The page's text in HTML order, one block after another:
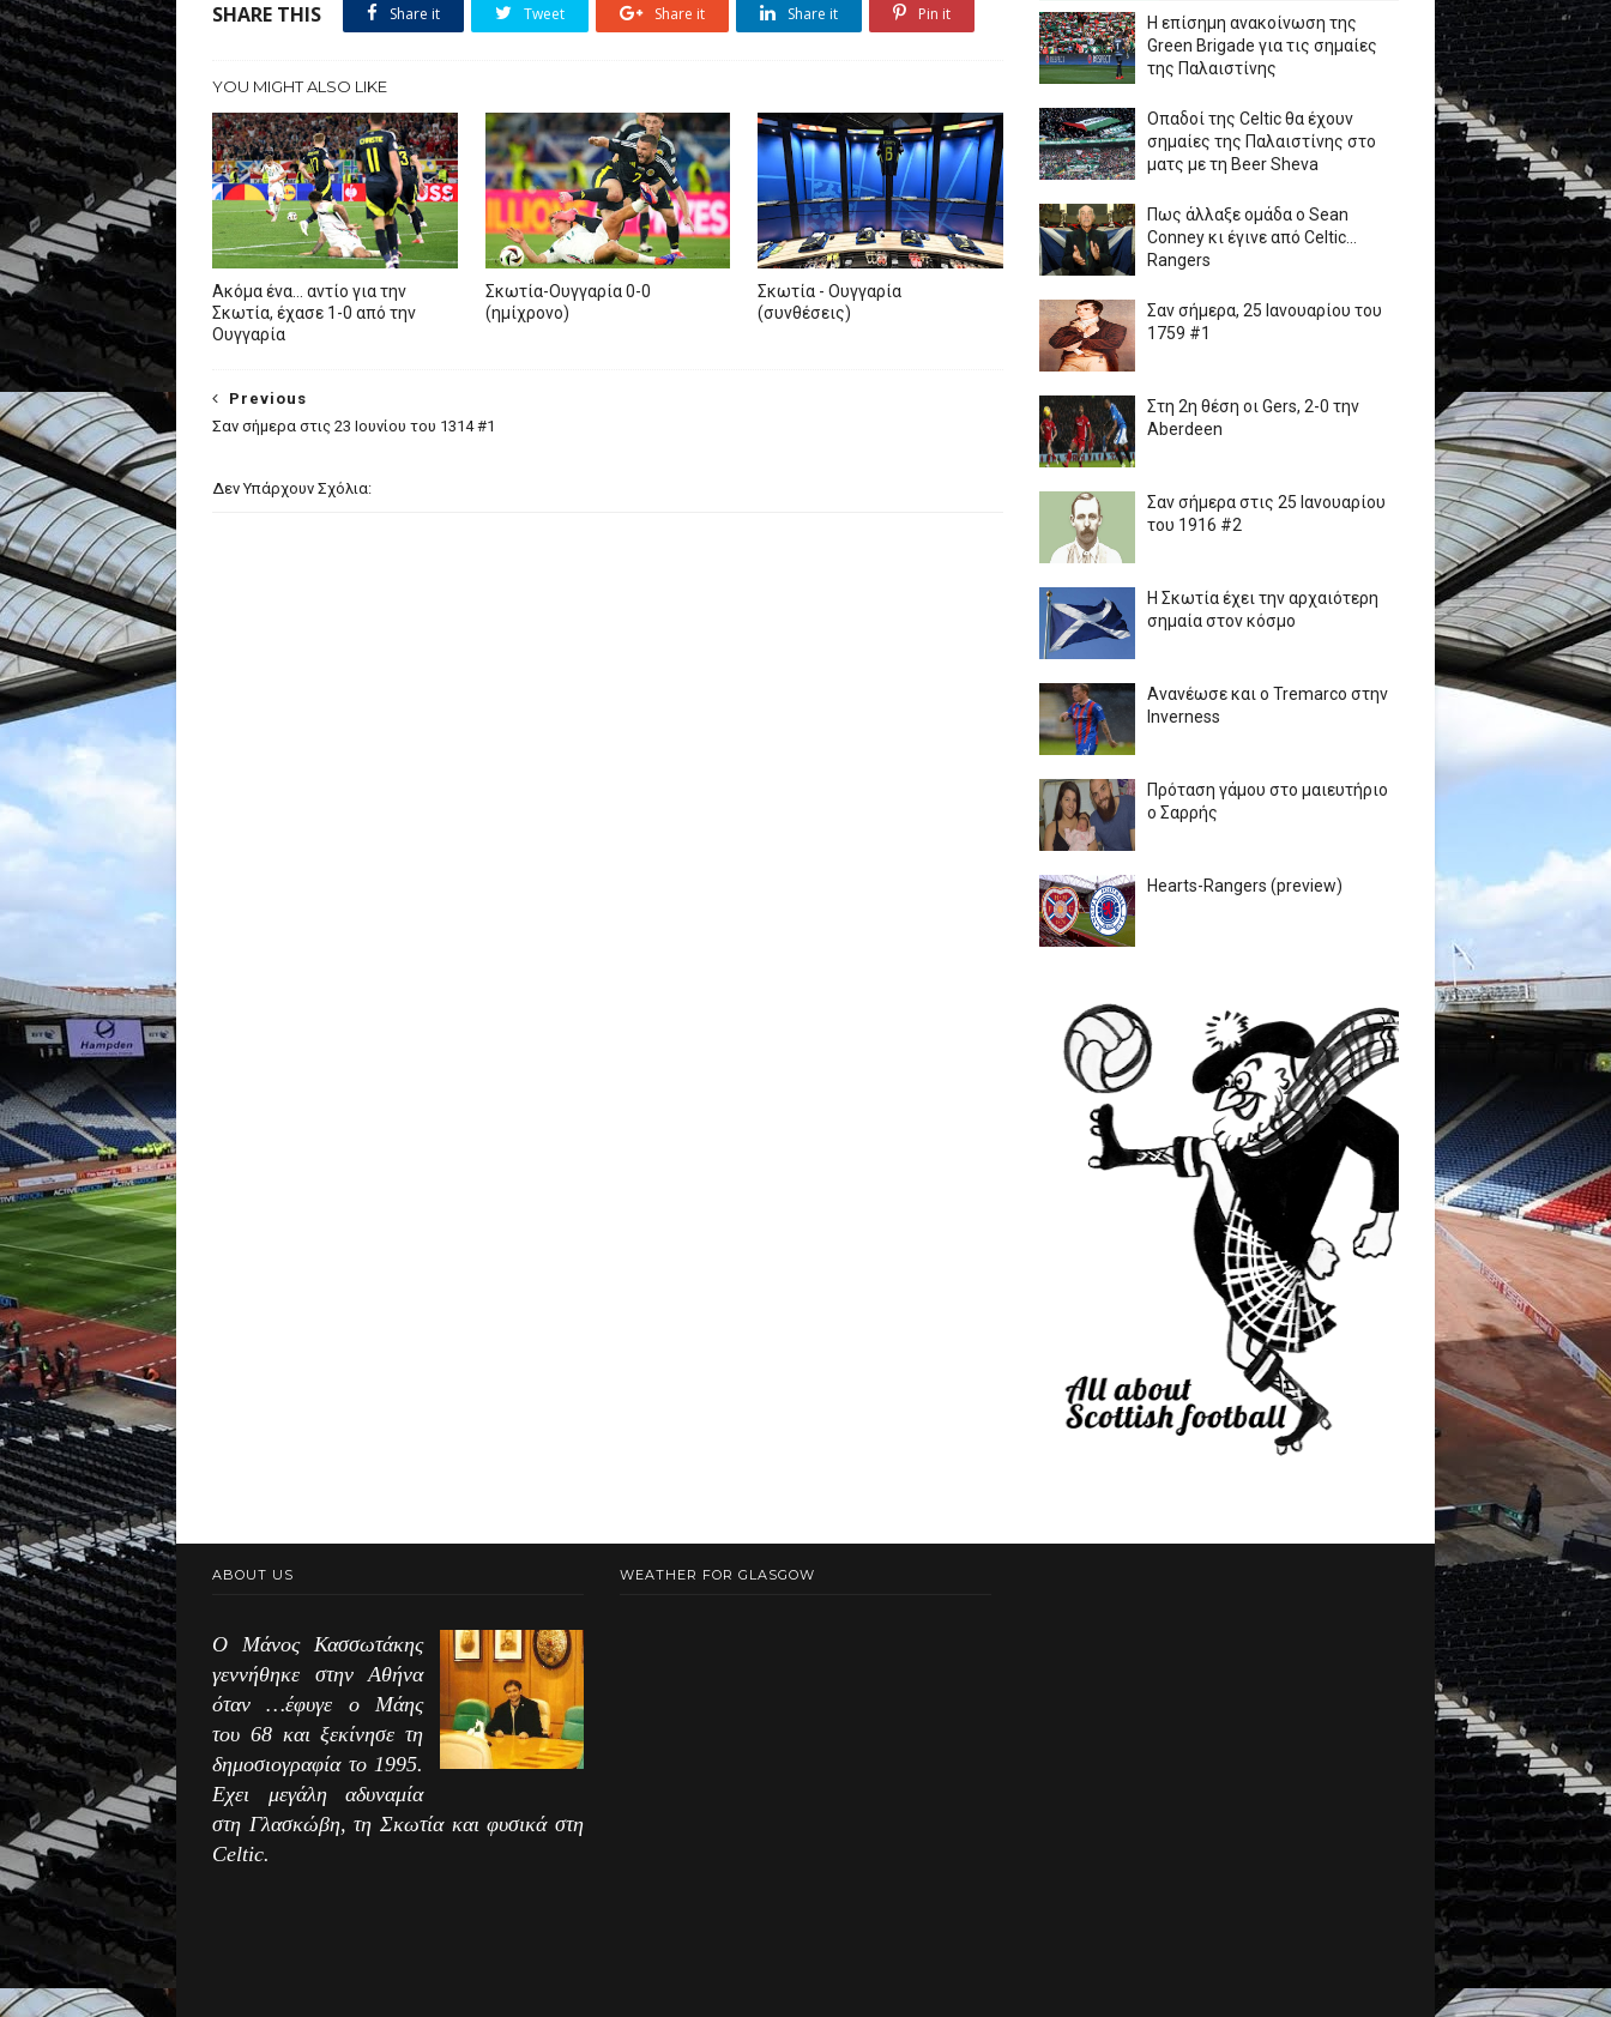
SHARE THIS Share it Tweet Share it Share it Pin it
YOU MIGHT ALSO LIKE
Ακόμα ένα… αντίο για την
Σκωτία, έχασε 1-0 από την
Ουγγαρία
Σκωτία-Ουγγαρία 0-0
(ημίχρονο)
Σκωτία - Ουγγαρία
(συνθέσεις)
Previous
Σαν σήμερα στις 23 Ιουνίου του 1314 #1
Δεν Υπάρχουν Σχόλια:
Η επίσημη ανακοίνωση της
Green Brigade για τις σημαίες
της Παλαιστίνης
Οπαδοί της Celtic θα έχουν
σημαίες της Παλαιστίνης στο
ματς με τη Beer Sheva
Πως άλλαξε ομάδα ο Sean
Conney κι έγινε από Celtic...
Rangers
Σαν σήμερα, 25 Ιανουαρίου του
1759 #1
Στη 2η θέση οι Gers, 2-0 την
Aberdeen
Σαν σήμερα στις 25 Ιανουαρίου
του 1916 #2
Η Σκωτία έχει την αρχαιότερη
σημαία στον κόσμο
Ανανέωσε και ο Tremarco στην
Inverness
Πρόταση γάμου στο μαιευτήριο
ο Σαρρής
Hearts-Rangers (preview)
ABOUT US
Ο Μάνος Κασσωτάκης
γεννήθηκε στην Αθήνα
όταν …έφυγε ο Μάης
του 68 και ξεκίνησε τη
δημοσιογραφία το 1995.
Εχει μεγάλη αδυναμία
στη Γλασκώβη, τη Σκωτία και φυσικά στη
Celtic.
WEATHER FOR GLASGOW